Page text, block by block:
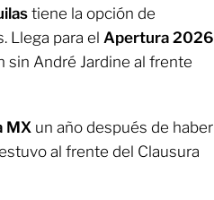
tiene la opción de
Llega para el Apertura 2026
sin André Jardine al frente
MX un año después de haber
al frente del Clausura